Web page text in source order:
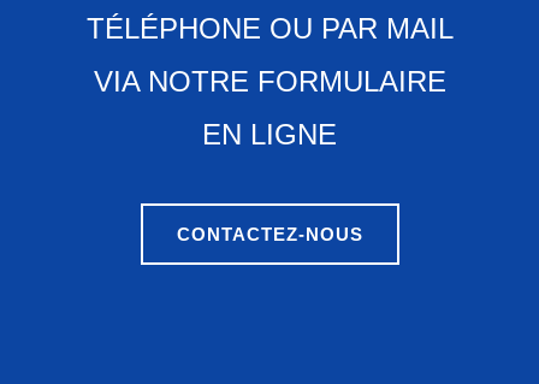
TÉLÉPHONE OU PAR MAIL
VIA NOTRE FORMULAIRE
EN LIGNE
CONTACTEZ-NOUS